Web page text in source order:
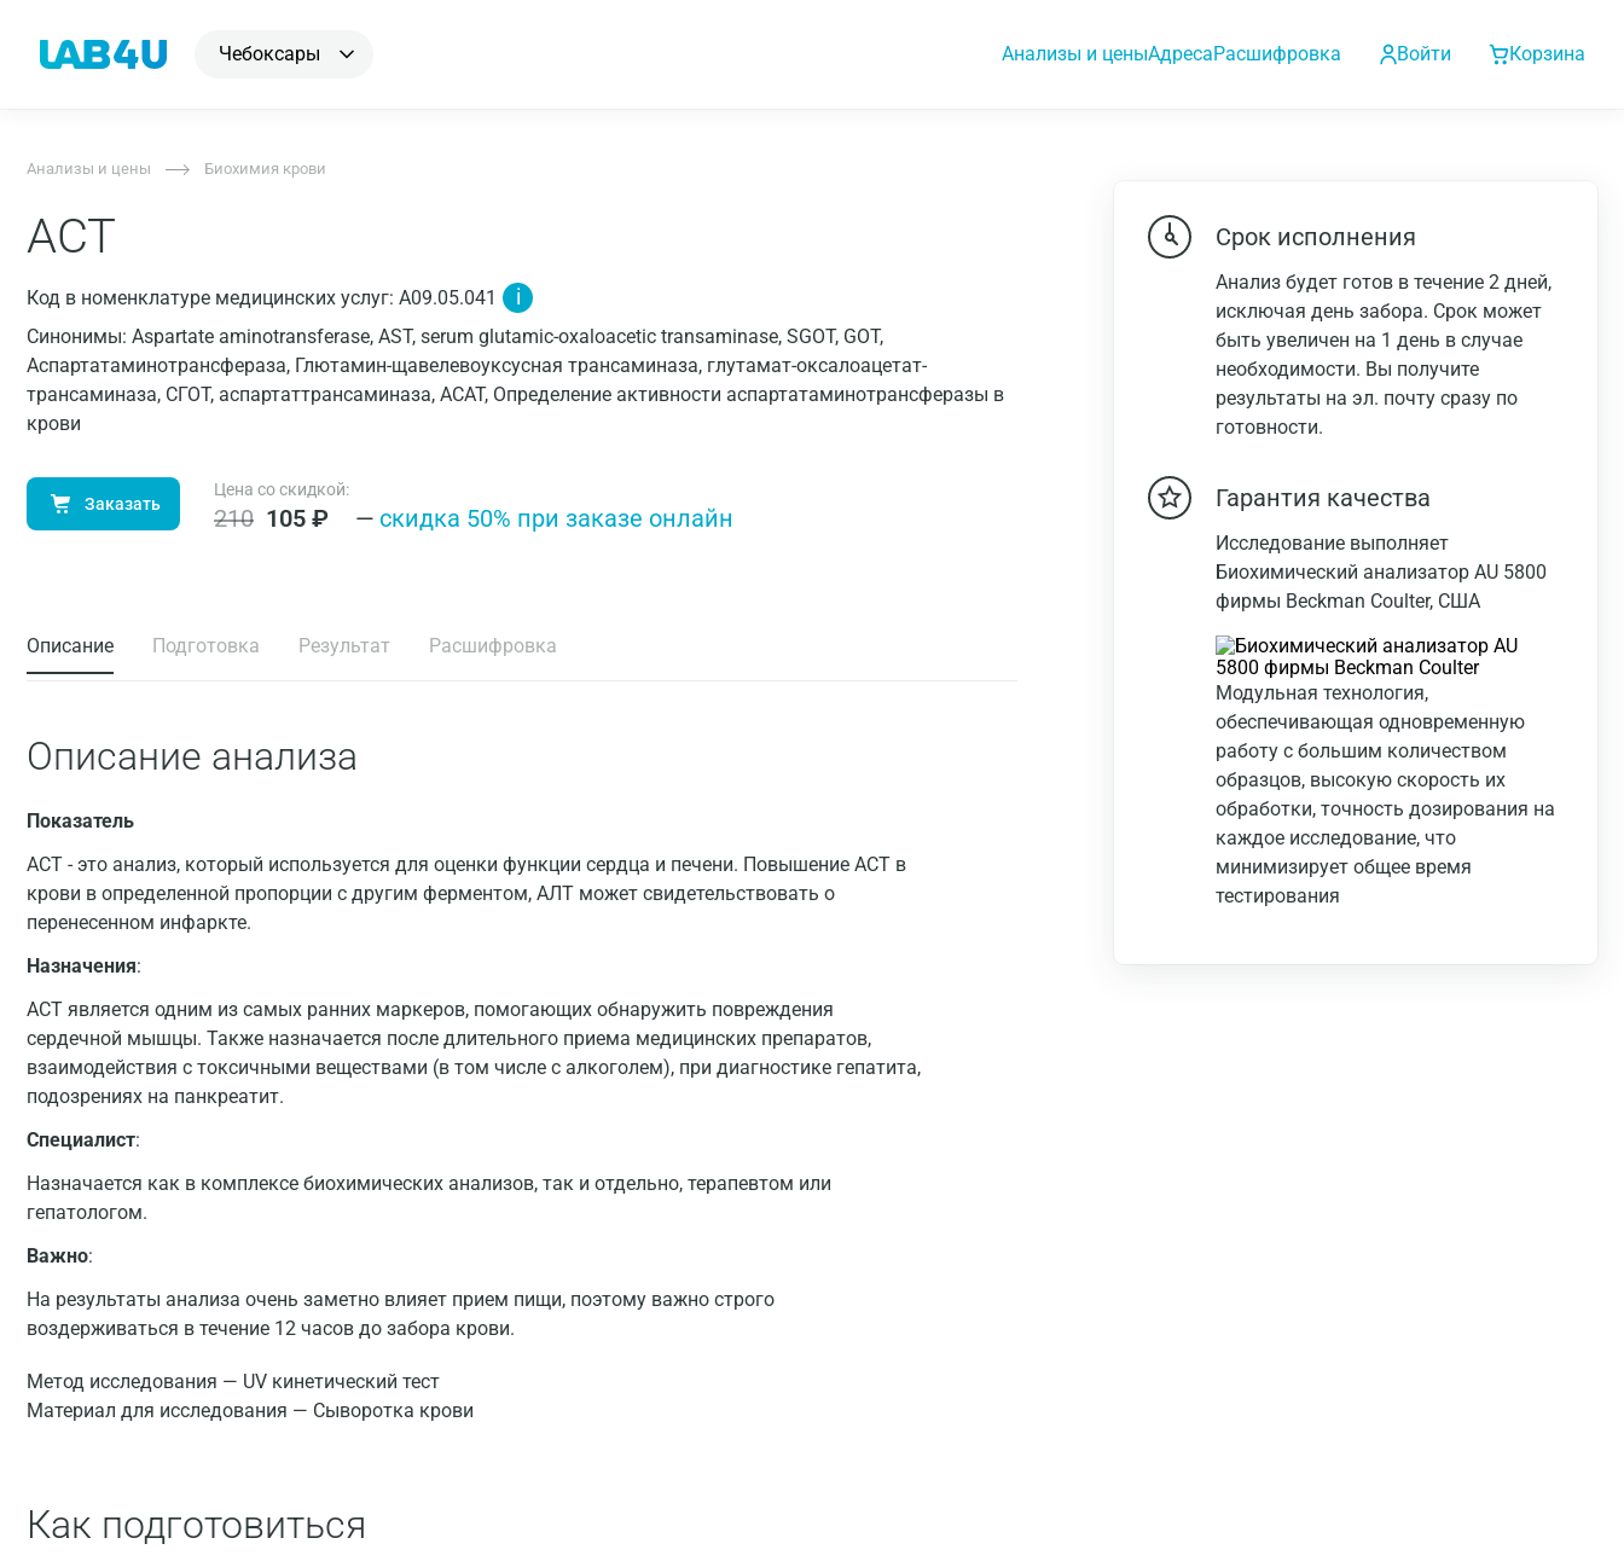
Чебоксары Анализы и ценыАдресаРасшифровка Войти Корзина
Анализы и цены Биохимия крови
АСТ
Код в номенклатуре медицинских услуг: A09.05.041 i
Синонимы: Aspartate aminotransferase, AST, serum glutamic-oxaloacetic transaminase, SGOT, GOT,
Аспартатаминотрансфераза, Глютамин-щавелевоуксусная трансаминаза, глутамат-оксалоацетат-
трансаминаза, СГОТ, аспартаттрансаминаза, АСАТ, Определение активности аспартатаминотрансферазы в
крови
Заказать
Цена со скидкой:
210 105 ₽ — cкидка 50% при заказе онлайн
Описание Подготовка Результат Расшифровка
Описание анализа
Показатель
АСТ - это анализ, который используется для оценки функции сердца и печени. Повышение АСТ в
крови в определенной пропорции с другим ферментом, АЛТ может свидетельствовать о
перенесенном инфаркте.
Назначения:
АСТ является одним из самых ранних маркеров, помогающих обнаружить повреждения
сердечной мышцы. Также назначается после длительного приема медицинских препаратов,
взаимодействия с токсичными веществами (в том числе с алкоголем), при диагностике гепатита,
подозрениях на панкреатит.
Специалист:
Назначается как в комплексе биохимических анализов, так и отдельно, терапевтом или
гепатологом.
Важно:
На результаты анализа очень заметно влияет прием пищи, поэтому важно строго
воздерживаться в течение 12 часов до забора крови.
Метод исследования — UV кинетический тест
Материал для исследования — Сыворотка крови
Как подготовиться
Срок исполнения
Анализ будет готов в течение 2 дней,
исключая день забора. Срок может
быть увеличен на 1 день в случае
необходимости. Вы получите
результаты на эл. почту сразу по
готовности.
Гарантия качества
Исследование выполняет
Биохимический анализатор AU 5800
фирмы Beckman Coulter, США
Модульная технология,
обеспечивающая одновременную
работу с большим количеством
образцов, высокую скорость их
обработки, точность дозирования на
каждое исследование, что
минимизирует общее время
тестирования